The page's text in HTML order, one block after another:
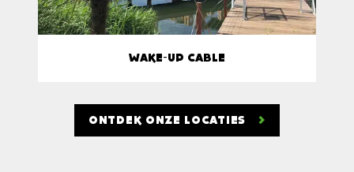
WAKE-UP CABLE
ONTDEK ONZE LOCATIES